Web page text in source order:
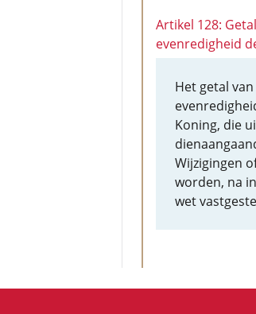
Artikel 128:
evenredigheid
Het getal
Koning, die
Wijzigingen
worden, na
wet